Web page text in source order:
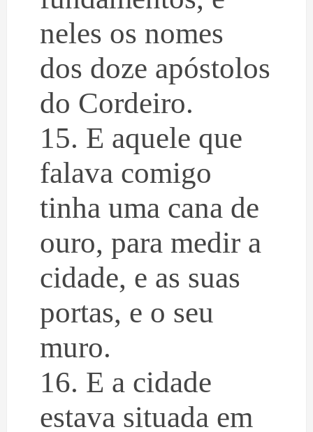
neles os nomes
dos doze apóstolos
do Cordeiro.
15. E aquele que
falava comigo
tinha uma cana de
ouro, para medir a
cidade, e as suas
portas, e o seu
muro.
16. E a cidade
estava situada em